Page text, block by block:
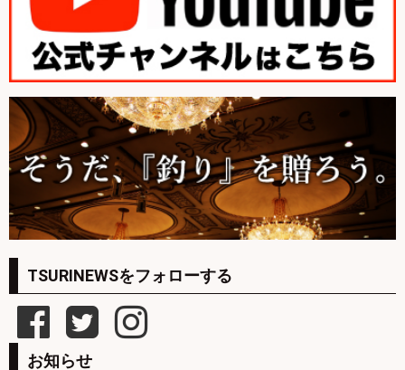
TSURINEWSをフォローする
お知らせ